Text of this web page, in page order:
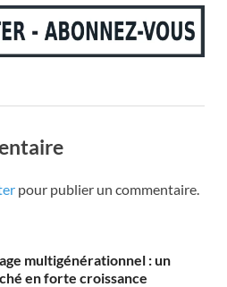
pour publier un commentaire.
multigénérationnel : un
en forte croissance